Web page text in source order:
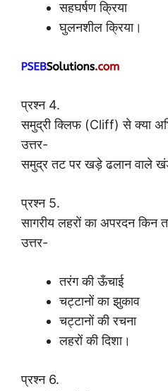
सहघर्षण क्रिया
घुलनशील क्रिया।
प्रश्न 4.
समुद्री क्लिफ (Cliff) से क्या
उत्तर-
समुद्र तट पर खड़े ढलान वाले
प्रश्न 5.
सागरीय लहरों का अपरदन किन
उत्तर-
तरंग की ऊँचाई
चट्टानों का झुकाव
चट्टानों की रचना
लहरों की दिशा।
प्रश्न 6.